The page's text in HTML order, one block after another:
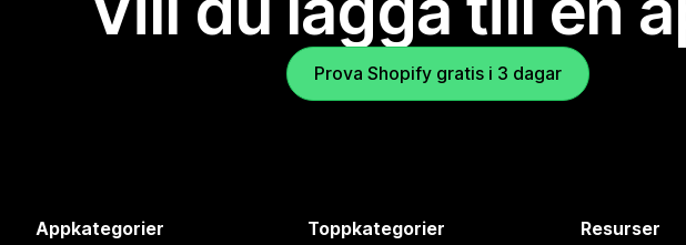
Prova Shopify gratis i 3 dagar
Appkategorier Toppkategorier Resurser